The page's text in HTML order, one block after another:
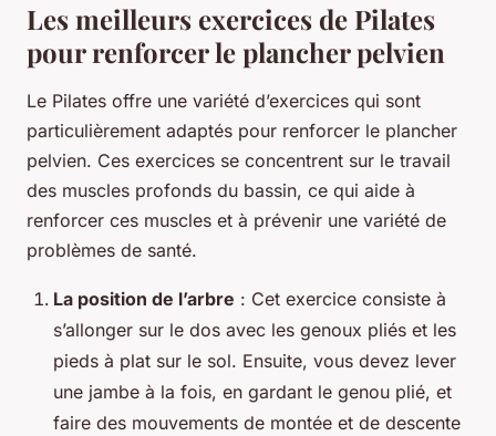
Les meilleurs exercices de Pilates
pour renforcer le plancher pelvien
Le Pilates offre une variété d’exercices qui sont
particulièrement adaptés pour renforcer le plancher
pelvien. Ces exercices se concentrent sur le travail
des muscles profonds du bassin, ce qui aide à
renforcer ces muscles et à prévenir une variété de
problèmes de santé.
La position de l’arbre : Cet exercice consiste à
s’allonger sur le dos avec les genoux pliés et les
pieds à plat sur le sol. Ensuite, vous devez lever
une jambe à la fois, en gardant le genou plié, et
faire des mouvements de montée et de descente